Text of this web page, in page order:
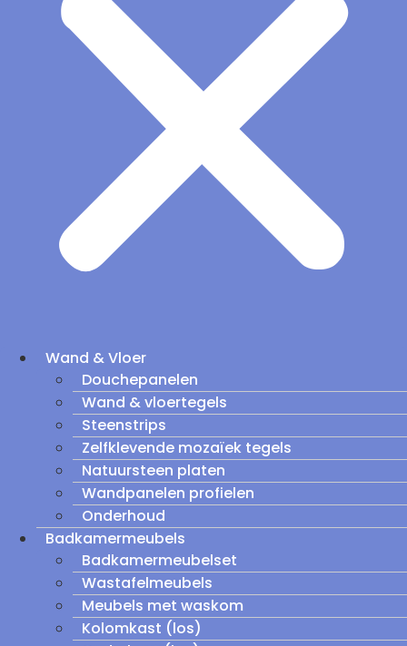
Wand & Vloer
Douchepanelen
Wand & vloertegels
Steenstrips
Zelfklevende mozaïek tegels
Natuursteen platen
Wandpanelen profielen
Onderhoud
Badkamermeubels
Badkamermeubelset
Wastafelmeubels
Meubels met waskom
Kolomkast (los)